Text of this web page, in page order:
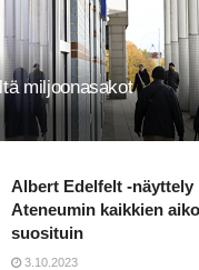
miljoonasakot
Albert Edelfelt -näyttely
Ateneumin kaikkien
suosituin
3.10.2023